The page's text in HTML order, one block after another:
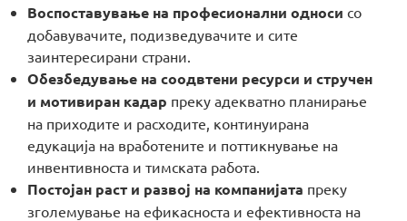
Воспоставување на професионални односи со
добавувачите, подизведувачите и сите
заинтересирани страни.
Обезбедување на соодвтени ресурси и стручен
и мотивиран кадар преку адекватно планирање
на приходите и расходите, континуирана
едукација на вработените и поттикнување на
инвентивноста и тимската работа.
Постојан раст и развој на компанијата преку
зголемување на ефикасноста и ефективноста на